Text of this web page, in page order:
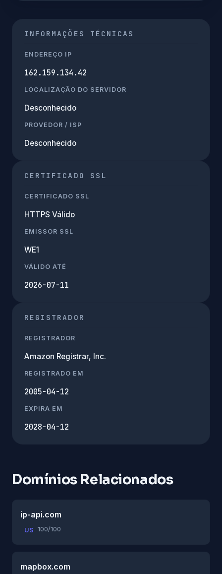
INFORMAÇÕES TÉCNICAS
ENDEREÇO IP
162.159.134.42
LOCALIZAÇÃO DO SERVIDOR
Desconhecido
PROVEDOR / ISP
Desconhecido
CERTIFICADO SSL
CERTIFICADO SSL
HTTPS Válido
EMISSOR SSL
WE1
VÁLIDO ATÉ
2026-07-11
REGISTRADOR
REGISTRADOR
Amazon Registrar, Inc.
REGISTRADO EM
2005-04-12
EXPIRA EM
2028-04-12
Domínios Relacionados
ip-api.com
US 100/100
mapbox.com